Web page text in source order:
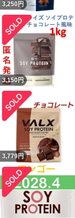
3,250 円
3,150円
3,779円